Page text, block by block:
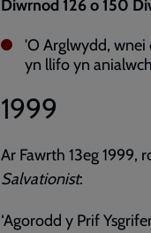
Diwrnod 126 o 150
'O Arglwydd,
yn llifo yn
1999
Ar Fawrth 13eg 1999,
Salvationist:
‘Agorodd y Prif